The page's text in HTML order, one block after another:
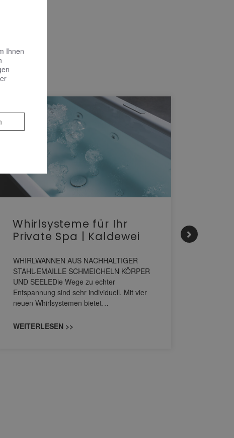
Whirlsysteme für Ihr
Private Spa | Kaldewei
WHIRLWANNEN AUS NACHHALTIGER
STAHL-EMAILLE SCHMEICHELN KÖRPER
UND SEELEDie Wege zu echter
Entspannung sind sehr individuell. Mit vier
neuen Whirlsystemen bietet…
WEITERLESEN >>
Ihnen